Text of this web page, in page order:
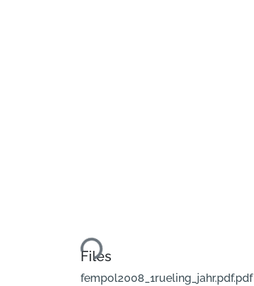
Loading...
Files
fempol2008_1rueling_jahr.pdf.pdf